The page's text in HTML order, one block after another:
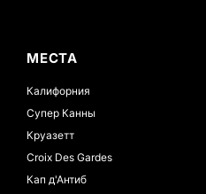
МЕСТА
Калифорния
Супер Канны
Круазетт
Croix Des Gardes
Кап д'Антиб